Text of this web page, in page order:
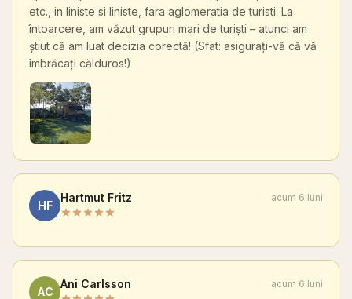
etc., in liniste si liniste, fara aglomeratia de turisti. La
întoarcere, am văzut grupuri mari de turiști – atunci am
știut că am luat decizia corectă! (Sfat: asigurați-vă că vă
îmbrăcați călduros!)
HF
Hartmut Fritz acum 6 luni
AC
Ani Carlsson acum 6 luni